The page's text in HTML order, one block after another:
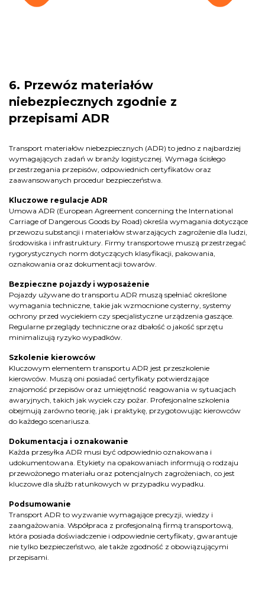
6. Przewóz materiałów
niebezpiecznych zgodnie z
przepisami ADR
Transport materiałów niebezpiecznych (ADR) to jedno z najbardziej
wymagających zadań w branży logistycznej. Wymaga ścisłego
przestrzegania przepisów, odpowiednich certyfikatów oraz
zaawansowanych procedur bezpieczeństwa.
Kluczowe regulacje ADR
Umowa ADR (European Agreement concerning the International
Carriage of Dangerous Goods by Road) określa wymagania dotyczące
przewozu substancji i materiałów stwarzających zagrożenie dla ludzi,
środowiska i infrastruktury. Firmy transportowe muszą przestrzegać
rygorystycznych norm dotyczących klasyfikacji, pakowania,
oznakowania oraz dokumentacji towarów.
Bezpieczne pojazdy i wyposażenie
Pojazdy używane do transportu ADR muszą spełniać określone
wymagania techniczne, takie jak wzmocnione cysterny, systemy
ochrony przed wyciekiem czy specjalistyczne urządzenia gaszące.
Regularne przeglądy techniczne oraz dbałość o jakość sprzętu
minimalizują ryzyko wypadków.
Szkolenie kierowców
Kluczowym elementem transportu ADR jest przeszkolenie
kierowców. Muszą oni posiadać certyfikaty potwierdzające
znajomość przepisów oraz umiejętność reagowania w sytuacjach
awaryjnych, takich jak wyciek czy pożar. Profesjonalne szkolenia
obejmują zarówno teorię, jak i praktykę, przygotowując kierowców
do każdego scenariusza.
Dokumentacja i oznakowanie
Każda przesyłka ADR musi być odpowiednio oznakowana i
udokumentowana. Etykiety na opakowaniach informują o rodzaju
przewożonego materiału oraz potencjalnych zagrożeniach, co jest
kluczowe dla służb ratunkowych w przypadku wypadku.
Podsumowanie
Transport ADR to wyzwanie wymagające precyzji, wiedzy i
zaangażowania. Współpraca z profesjonalną firmą transportową,
która posiada doświadczenie i odpowiednie certyfikaty, gwarantuje
nie tylko bezpieczeństwo, ale także zgodność z obowiązującymi
przepisami.